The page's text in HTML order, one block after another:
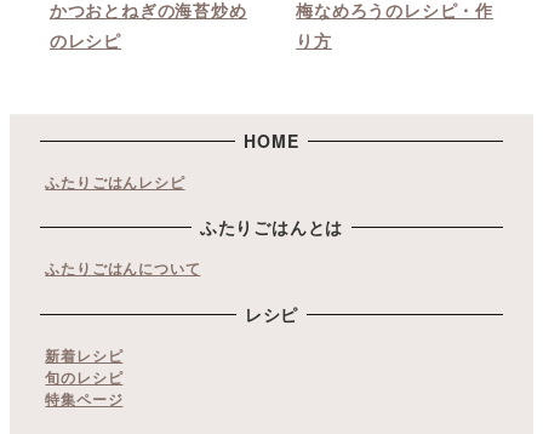
かつおとねぎの海苔炒め
のレシピ
梅なめろうのレシピ・作
り方
HOME
ふたりごはんレシピ
ふたりごはんとは
ふたりごはんについて
レシピ
新着レシピ
旬のレシピ
特集ページ